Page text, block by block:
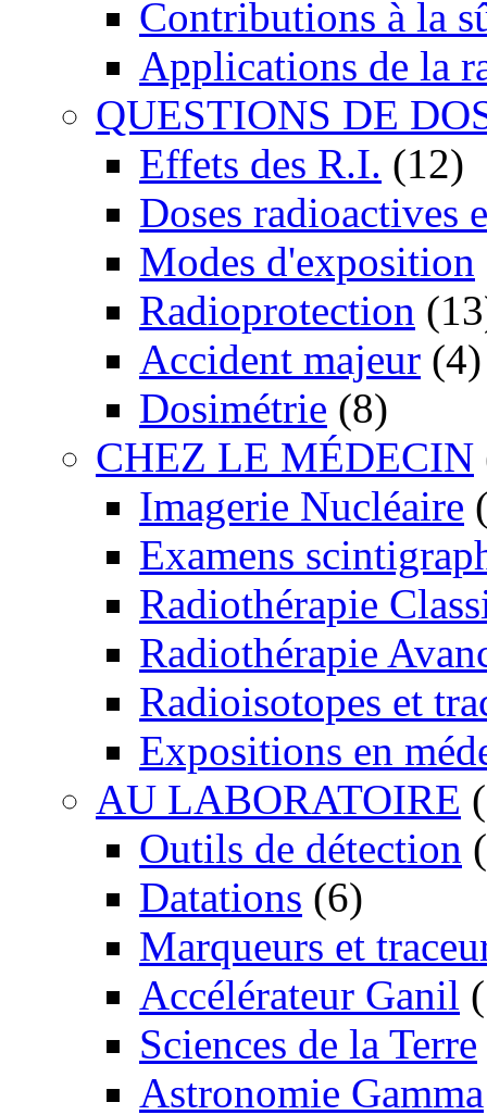
Contributions à la
Applications de la
QUESTIONS DE
Effets des R.I. (12)
Doses radioactives
Modes d'exposition
Radioprotection
Accident majeur (4)
Dosimétrie (8)
CHEZ LE MÉDECIN
Imagerie Nucléaire
Examens
Radiothérapie
Radiothérapie
Radioisotopes et
Expositions en
AU LABORATOIRE
Outils de détection
Datations (6)
Marqueurs et
Accélérateur Ganil
Sciences de la Terre
Astronomie Gamma